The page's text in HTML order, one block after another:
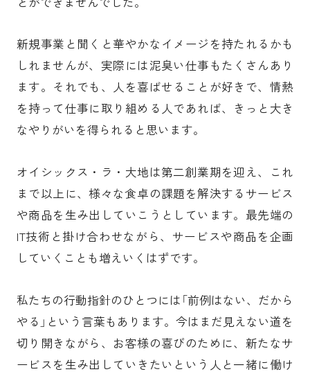
新規事業と聞くと華やかなイメージを持たれるかも
しれませんが、実際には泥臭い仕事もたくさんあり
ます。それでも、人を喜ばせることが好きで、情熱
を持って仕事に取り組める人であれば、きっと大き
なやりがいを得られると思います。
オイシックス・ラ・大地は第二創業期を迎え、これ
まで以上に、様々な食卓の課題を解決するサービス
や商品を生み出していこうとしています。最先端の
IT技術と掛け合わせながら、サービスや商品を企画
していくことも増えいくはずです。
私たちの行動指針のひとつには「前例はない、だから
やる」という言葉もあります。今はまだ見えない道を
切り開きながら、お客様の喜びのために、新たなサ
ービスを生み出していきたいという人と一緒に働け